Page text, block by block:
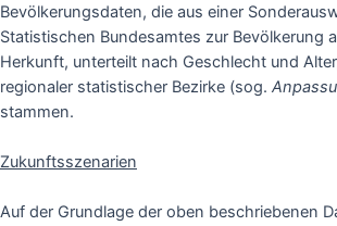
Bevölkerungsdaten, die aus einer
Statistischen Bundesamtes zur Bevölkerung
Herkunft, unterteilt nach Geschlecht und
regionaler statistischer Bezirke (sog.
stammen.
Zukunftsszenarien
Auf der Grundlage der oben beschriebenen